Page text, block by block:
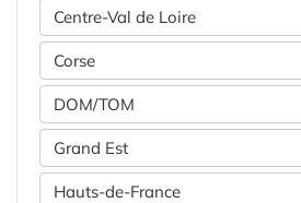
Centre-Val de Loire
Corse
DOM/TOM
Grand Est
Hauts-de-France